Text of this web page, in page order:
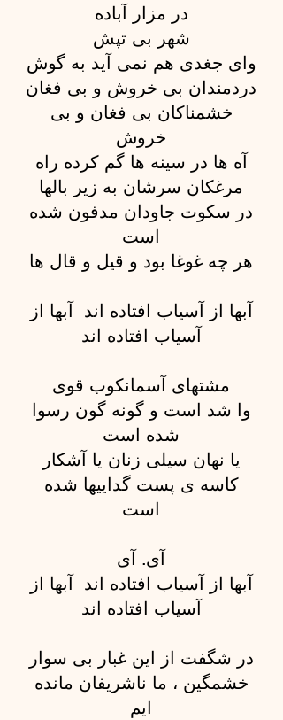
در مزار آباده
شهر بی تپش
وای جغدی هم نمی آید به گوش
دردمندان بی خروش و بی فغان
خشمناکان بی فغان و بی
خروش
آه ها در سینه ها گم کرده راه
مرغکان سرشان به زیر بالها
در سکوت جاودان مدفون شده
است
هر چه غوغا بود و قیل و قال ها
آبها از آسیاب افتاده اند آبها از
آسیاب افتاده اند
مشتهای آسمانکوب قوی
وا شد است و گونه گون رسوا
شده است
یا نهان سیلی زنان یا آشکار
کاسه ی پست گداییها شده
است
آی. آی
آبها از آسیاب افتاده اند آبها از
آسیاب افتاده اند
در شگفت از این غبار بی سوار
خشمگین ، ما ناشریفان مانده
ایم